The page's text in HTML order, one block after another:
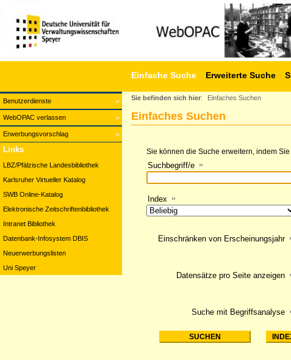
Benutzerdienste
WebOPAC verlassen
Erwerbungsvorschlag
Einfache Suche Erweiterte Suche
Links
LBZ/Pfälzische Landesbibliothek
Karlsruher Virtueller Katalog
SWB Online-Katalog
Elektronische Zeitschriftenbibliothek
Intranet Bibliothek
Datenbank-Infosystem DBIS
Neuerwerbungslisten
Uni Speyer
Sie befinden sich hier: Einfaches Suchen
Einfaches Suchen
Sie können die Suche erweitern, indem
Suchbegriff/e
Index
Suche mit Begriffsanalyse
Einschränken von Erscheinungsjahr
Datensätze pro Seite anzeigen